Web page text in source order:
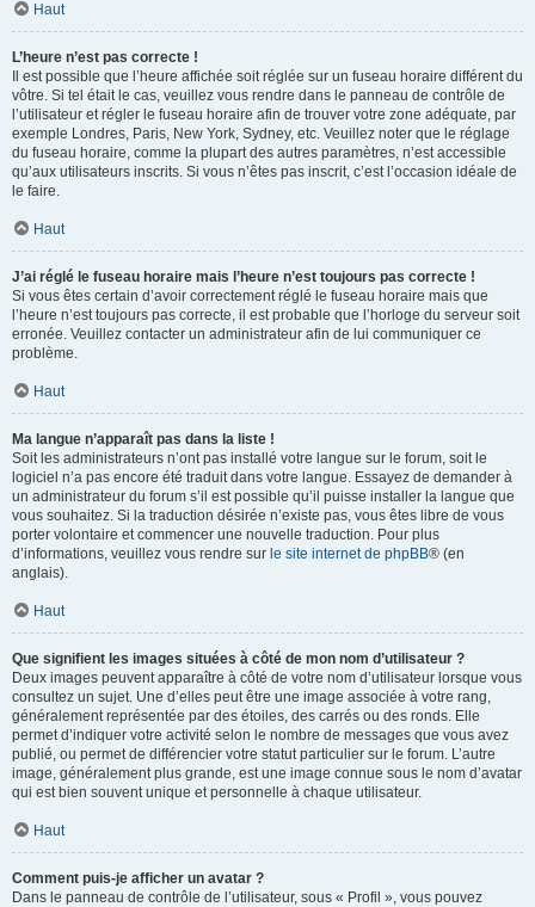
Haut
L’heure n’est pas correcte !
Il est possible que l’heure affichée soit réglée sur un fuseau horaire différent du
vôtre. Si tel était le cas, veuillez vous rendre dans le panneau de contrôle de
l’utilisateur et régler le fuseau horaire afin de trouver votre zone adéquate, par
exemple Londres, Paris, New York, Sydney, etc. Veuillez noter que le réglage
du fuseau horaire, comme la plupart des autres paramètres, n’est accessible
qu’aux utilisateurs inscrits. Si vous n’êtes pas inscrit, c’est l’occasion idéale de
le faire.
Haut
J’ai réglé le fuseau horaire mais l’heure n’est toujours pas correcte !
Si vous êtes certain d’avoir correctement réglé le fuseau horaire mais que
l’heure n’est toujours pas correcte, il est probable que l’horloge du serveur soit
erronée. Veuillez contacter un administrateur afin de lui communiquer ce
problème.
Haut
Ma langue n’apparaît pas dans la liste !
Soit les administrateurs n’ont pas installé votre langue sur le forum, soit le
logiciel n’a pas encore été traduit dans votre langue. Essayez de demander à
un administrateur du forum s’il est possible qu’il puisse installer la langue que
vous souhaitez. Si la traduction désirée n’existe pas, vous êtes libre de vous
porter volontaire et commencer une nouvelle traduction. Pour plus
d’informations, veuillez vous rendre sur le site internet de phpBB® (en
anglais).
Haut
Que signifient les images situées à côté de mon nom d’utilisateur ?
Deux images peuvent apparaître à côté de votre nom d’utilisateur lorsque vous
consultez un sujet. Une d’elles peut être une image associée à votre rang,
généralement représentée par des étoiles, des carrés ou des ronds. Elle
permet d’indiquer votre activité selon le nombre de messages que vous avez
publié, ou permet de différencier votre statut particulier sur le forum. L’autre
image, généralement plus grande, est une image connue sous le nom d’avatar
qui est bien souvent unique et personnelle à chaque utilisateur.
Haut
Comment puis-je afficher un avatar ?
Dans le panneau de contrôle de l’utilisateur, sous « Profil », vous pouvez